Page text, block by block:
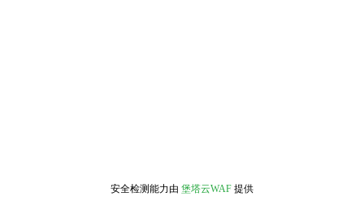
安全检测能力由 堡塔云WAF 提供